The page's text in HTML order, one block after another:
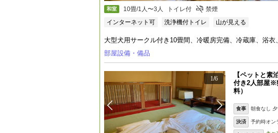
和室 10畳/1人〜3人 トイレ付
禁煙
インターネット可
洗浄機付トイレ 山が見える
大型犬用サークル付き10畳間、冷暖房完備、冷蔵庫、浴
部屋設備・備品
1/6
【ペットと素
付き2人部屋※
料）
食事 朝食なし 夕
決済 予約時オン